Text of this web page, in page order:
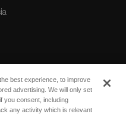
best experience, to improve
advertising. We will only set
you consent, including
any activity which is relevant